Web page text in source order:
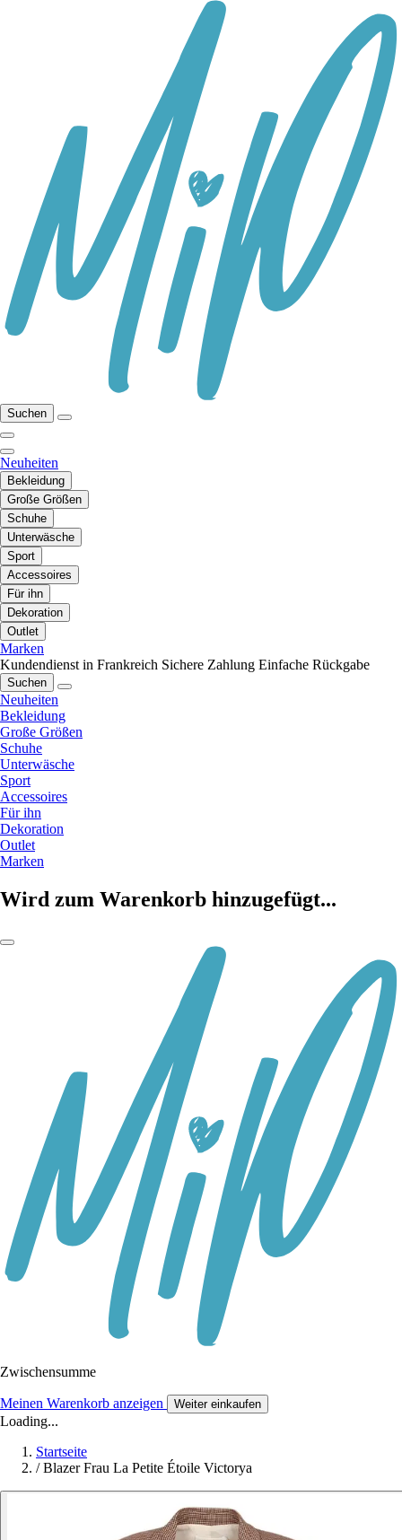
Suchen
Neuheiten
Bekleidung
Große Größen
Schuhe
Unterwäsche
Sport
Accessoires
Für ihn
Dekoration
Outlet
Marken
Kundendienst in Frankreich Sichere Zahlung Einfache Rückgabe
Suchen
Neuheiten
Bekleidung
Große Größen
Schuhe
Unterwäsche
Sport
Accessoires
Für ihn
Dekoration
Outlet
Marken
Wird zum Warenkorb hinzugefügt...
Zwischensumme
Meinen Warenkorb anzeigen Weiter einkaufen
Loading...
Startseite
/ Blazer Frau La Petite Étoile Victorya